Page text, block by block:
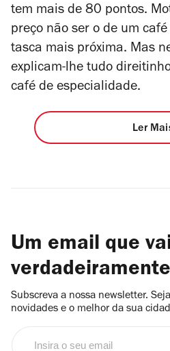
tem mais de 80 pontos.
preço não ser o de um
tasca mais próxima. Mas
explicam-lhe tudo
café de especialidade.
Ler
Um email que
verdadeiramente
Subscreva a nossa newsletter.
novidades e o melhor da sua